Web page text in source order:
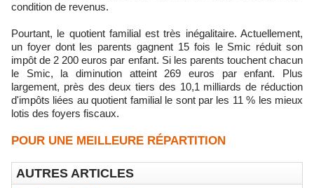
condition de revenus.
Pourtant, le quotient familial est très inégalitaire. Actuellement,
un foyer dont les parents gagnent 15 fois le Smic réduit son
impôt de 2 200 euros par enfant. Si les parents touchent chacun
le Smic, la diminution atteint 269 euros par enfant. Plus
largement, près des deux tiers des 10,1 milliards de réduction
d'impôts liées au quotient familial le sont par les 11 % les mieux
lotis des foyers fiscaux.
POUR UNE MEILLEURE RÉPARTITION
AUTRES ARTICLES